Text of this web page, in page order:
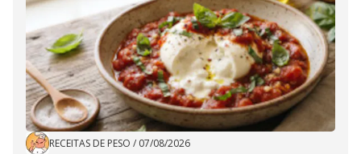
RECEITAS DE PESO / 07/08/2026